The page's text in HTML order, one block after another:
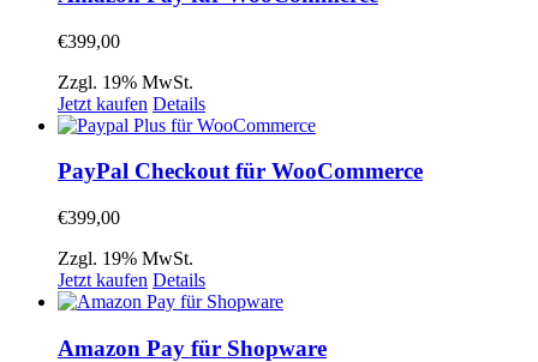
€399,00
Zzgl. 19% MwSt.
Jetzt kaufen Details
PayPal Checkout für WooCommerce
€399,00
Zzgl. 19% MwSt.
Jetzt kaufen Details
Amazon Pay für Shopware